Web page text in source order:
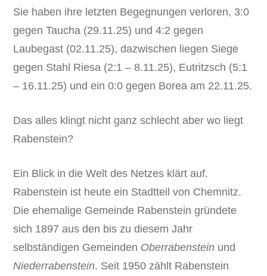
Sie haben ihre letzten Begegnungen verloren, 3:0
gegen Taucha (29.11.25) und 4:2 gegen
Laubegast (02.11.25), dazwischen liegen Siege
gegen Stahl Riesa (2:1 – 8.11.25), Eutritzsch (5:1
– 16.11.25) und ein 0:0 gegen Borea am 22.11.25.
Das alles klingt nicht ganz schlecht aber wo liegt
Rabenstein?
Ein Blick in die Welt des Netzes klärt auf.
Rabenstein ist heute ein Stadtteil von Chemnitz.
Die ehemalige Gemeinde Rabenstein gründete
sich 1897 aus den bis zu diesem Jahr
selbständigen Gemeinden Oberrabenstein und
Niederrabenstein. Seit 1950 zählt Rabenstein